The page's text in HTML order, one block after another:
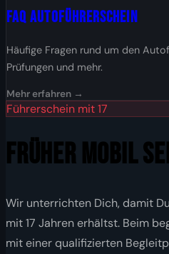
FAQ Autoführerschein
Häufige Fragen rund um den
Prüfungen und mehr.
Mehr erfahren →
Führerschein mit 17
FRÜHER MOBIL
Wir unterrichten Dich, damit
mit 17 Jahren erhältst. Beim
mit einer qualifizierten